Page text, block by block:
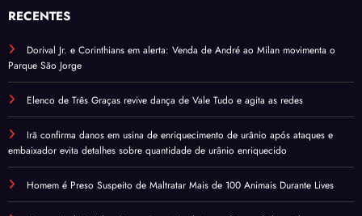
RECENTES
Dorival Jr. e Corinthians em alerta: Venda de André ao Milan movimenta o
Parque São Jorge
Elenco de Três Graças revive dança de Vale Tudo e agita as redes
Irã confirma danos em usina de enriquecimento de urânio após ataques e
embaixador evita detalhes sobre quantidade de urânio enriquecido
Homem é Preso Suspeito de Maltratar Mais de 100 Animais Durante Lives